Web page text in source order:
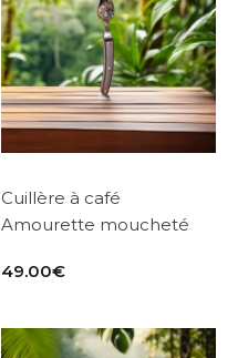
Cuillère à café
Amourette moucheté
49.00€